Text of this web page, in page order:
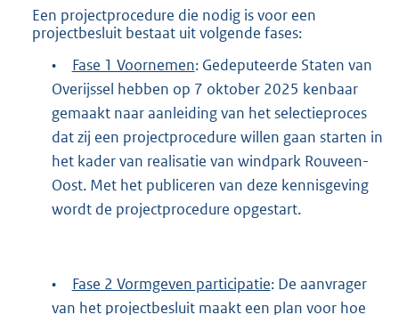
Een projectprocedure die nodig is voor een
projectbesluit bestaat uit volgende fases:
•
Fase 1 Voornemen: Gedeputeerde Staten van
Overijssel hebben op 7 oktober 2025 kenbaar
gemaakt naar aanleiding van het selectieproces
dat zij een projectprocedure willen gaan starten in
het kader van realisatie van windpark Rouveen-
Oost. Met het publiceren van deze kennisgeving
wordt de projectprocedure opgestart.
• Fase 2 Vormgeven participatie: De aanvrager
van het projectbesluit maakt een plan voor hoe